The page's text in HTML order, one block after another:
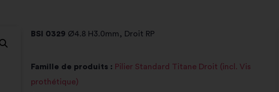
BSI 0329 Ø4.8 H3.0mm, Droit RP
Famille de produits : Pilier Standard Titane Droit (incl. Vis
prothétique)